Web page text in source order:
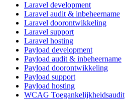
Laravel development
Laravel audit & inbeheername
Laravel doorontwikkeling
Laravel support
Laravel hosting
Payload development
Payload audit & inbeheername
Payload doorontwikkeling
Payload support
Payload hosting
WCAG Toegankelijkheidsaudit